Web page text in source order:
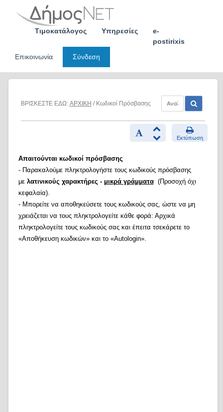
Τιμοκατάλογος Υπηρεσίες
e-
postirixis
Επικοινωνία
Σύνδεση
ΒΡΙΣΚΕΣΤΕ ΕΔΩ: ΑΡΧΙΚΗ / Κωδικοί Πρόσβασης
Εκτύπωση
Απαιτούνται κωδικοί πρόσβασης
- Παρακαλούμε πληκτρολογήστε τους κωδικούς πρόσβασης
με λατινικούς χαρακτήρες - μικρά γράμματα(Προσοχή όχι
κεφαλαία).
- Μπορείτε να αποθηκεύσετε τους κωδικούς σας, ώστε να μη
χρειάζεται να τους πληκτρολογείτε κάθε φορά: Αρχικά
πληκτρολογείτε τους κωδικούς σας και έπειτα τσεκάρετε το
«Αποθήκευση κωδικών» και το «Autologin».